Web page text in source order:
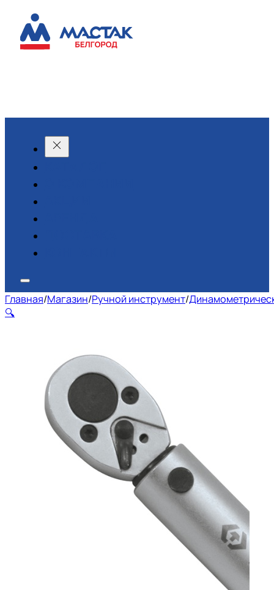
Главная/Магазин/Ручной инструмент/
🔍